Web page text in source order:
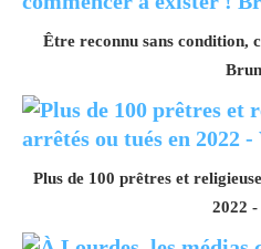
Être reconnu sans condition,
Plus de 100 prêtres et
2022 -